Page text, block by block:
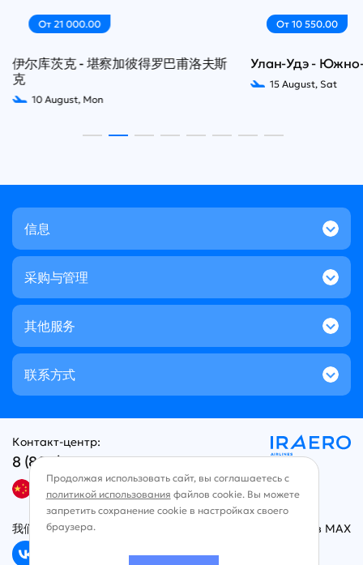
От 21 000.00
伊尔库茨克 - 堪察加彼得罗巴甫洛夫斯
克
10 August, Mon
От 10 550.00
Улан-Удэ -
15 August, Sat
信息
采购与管理
其他服务
联系方式
Контакт-центр:
8 (800) 707-49-96
我们在社交网络上 Чат в MAX
Продолжая использовать сайт, вы соглашаетесь с
политикой использования файлов cookie. Вы можете
запретить сохранение cookie в настройках своего
браузера.